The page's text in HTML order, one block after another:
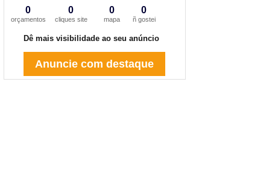
0
orçamentos
0
cliques site
0
mapa
0
ñ gostei
Dê mais visibilidade ao seu anúncio
Anuncie com destaque